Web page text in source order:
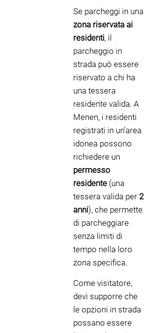
Se parcheggi in una
zona riservata ai
residenti, il
parcheggio in
strada può essere
riservato a chi ha
una tessera
residente valida. A
Menen, i residenti
registrati in un’area
idonea possono
richiedere un
permesso
residente (una
tessera valida per 2
anni), che permette
di parcheggiare
senza limiti di
tempo nella loro
zona specifica.
Come visitatore,
devi supporre che
le opzioni in strada
possano essere